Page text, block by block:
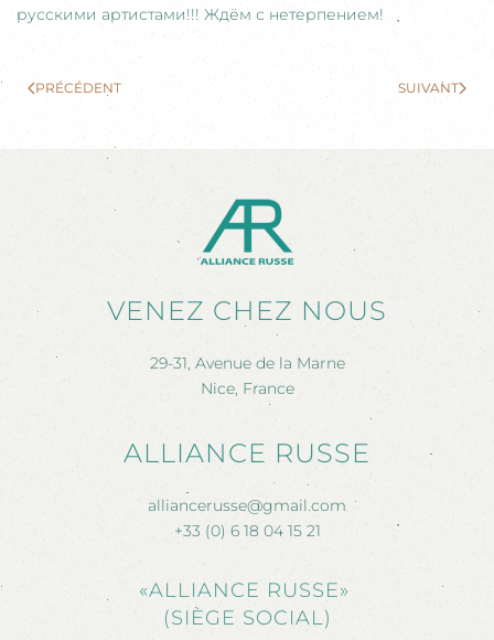
русскими артистами!!! Ждём с нетерпением!
PRÉCÉDENT SUIVANT
VENEZ CHEZ NOUS
29-31, Avenue de la Marne
Nice, France
ALLIANCE RUSSE
alliancerusse@gmail.com
+33 (0) 6 18 04 15 21
«ALLIANCE RUSSE»
(SIÈGE SOCIAL)